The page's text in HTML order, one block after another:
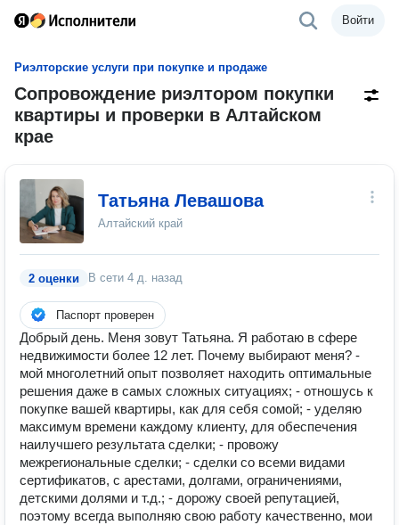
Войти
Риэлторские услуги при покупке и продаже
Сопровождение риэлтором покупки
квартиры и проверки в Алтайском
крае
Татьяна Левашова
Алтайский край
2 оценки В сети 4 д. назад
Паспорт проверен
Добрый день. Меня зовут Татьяна. Я работаю в сфере
недвижимости более 12 лет. Почему выбирают меня? -
мой многолетний опыт позволяет находить оптимальные
решения даже в самых сложных ситуациях; - отношусь к
покупке вашей квартиры, как для себя сомой; - уделяю
максимум времени каждому клиенту, для обеспечения
наилучшего результата сделки; - провожу
межрегиональные сделки; - сделки со всеми видами
сертификатов, с арестами, долгами, ограничениями,
детскими долями и т.д.; - дорожу своей репутацией,
поэтому всегда выполняю свою работу качественно, мои